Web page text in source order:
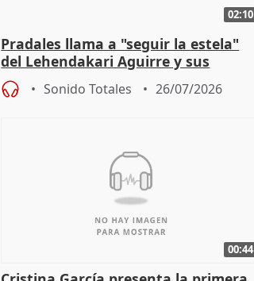
02:10
Pradales llama a "seguir la estela"
del Lehendakari Aguirre y sus
valores
Sonido Totales 26/07/2026
00:44